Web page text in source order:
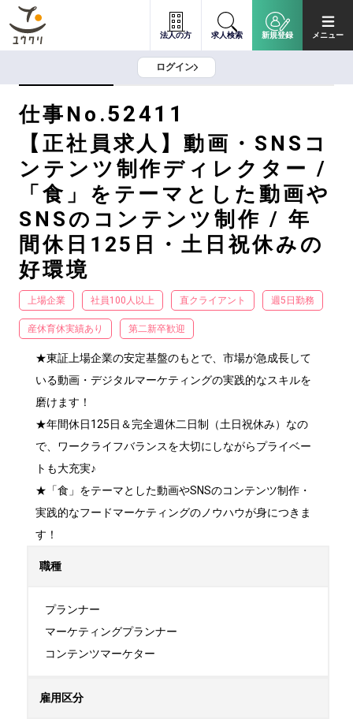
法人の方 求人検索 新規登録 メニュー
ログイン
仕事No.52411
【正社員求人】動画・SNSコ
ンテンツ制作ディレクター /
「食」をテーマとした動画や
SNSのコンテンツ制作 / 年
間休日125日・土日祝休みの
好環境
上場企業 社員100人以上 直クライアント 週5日勤務
産休育休実績あり 第二新卒歓迎
★東証上場企業の安定基盤のもとで、市場が急成長して
いる動画・デジタルマーケティングの実践的なスキルを
磨けます！
★年間休日125日＆完全週休二日制（土日祝休み）なの
で、ワークライフバランスを大切にしながらプライベー
トも大充実♪
★「食」をテーマとした動画やSNSのコンテンツ制作・
実践的なフードマーケティングのノウハウが身につきま
す！
職種
プランナー
マーケティングプランナー
コンテンツマーケター
雇用区分